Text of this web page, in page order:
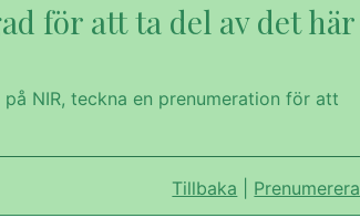
för att ta del av det här
NIR, teckna en prenumeration för att
Tillbaka Prenumerera